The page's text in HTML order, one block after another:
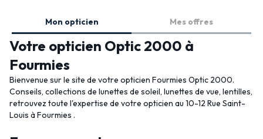
Mon opticien Mes offres
Votre opticien Optic 2000 à
Fourmies
Bienvenue sur le site de votre opticien Fourmies Optic 2000.
Conseils, collections de lunettes de soleil, lunettes de vue, lentilles,
retrouvez toute l'expertise de votre opticien au 10-12 Rue Saint-
Louis à Fourmies .